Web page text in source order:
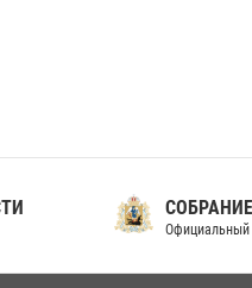
Официальный